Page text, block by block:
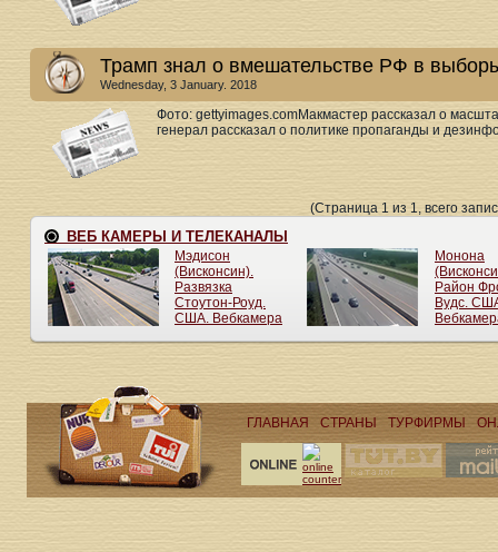
Трамп знал о вмешательстве РФ в
Wednesday, 3 January. 2018
Фото: gettyimages.comМакмастер рассказал о
генерал рассказал о политике пропаганды и
(Страница 1 из 1, всего
ГЛАВНАЯ СТРАНЫ ТУРФИРМЫ